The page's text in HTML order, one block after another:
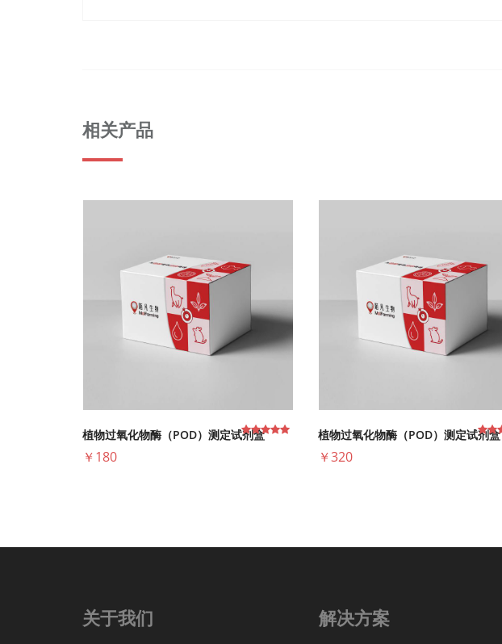
相关产品
植物过氧化物酶（POD）测定试剂盒
￥180
植物过氧化物酶（POD）测定试剂盒
￥320
关于我们 解决方案